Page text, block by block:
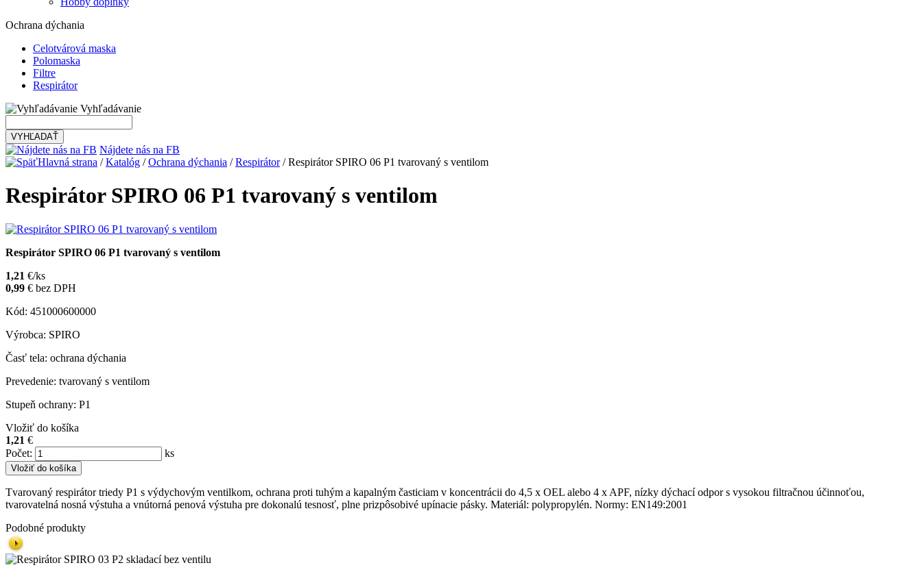
Ochrana dýchania
Celotvárová maska
Polomaska
Filtre
Respirátor
Vyhľadávanie
VYHĽADAŤ
Nájdete nás na FB
Hlavná strana /Katalóg /Ochrana dýchania /Respirátor/ Respirátor SPIRO 06 P1 tvarovaný s ventilom
Respirátor SPIRO 06 P1 tvarovaný s ventilom
Respirátor SPIRO 06 P1 tvarovaný s ventilom
1,21 €/ks
0,99 € bez DPH
Kód: 451000600000
Výrobca: SPIRO
Časť tela: ochrana dýchania
Prevedenie: tvarovaný s ventilom
Stupeň ochrany: P1
Vložiť do košíka
1,21 €
Počet: ks
Vložiť do košíka
Tvarovaný respirátor triedy P1 s výdychovým ventilkom, ochrana proti tuhým a kapalným časticiam v koncentrácii do 4,5 x OEL alebo 4 x APF, nízky dýchací odpor s vysokou filtračnou účinnoťou,
tvarovatelná nosná výstuha a vnútorná penová výstuha pre dokonalú tesnosť, plne prizpôsobivé upínacie pásky. Materiál: polypropylén. Normy: EN149:2001
Podobné produkty